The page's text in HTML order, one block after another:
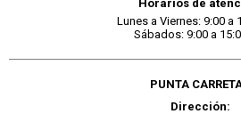
Horarios de
Lunes a Viernes: 9:00 a
Sábados: 9:00 a
PUNTA
Dirección: